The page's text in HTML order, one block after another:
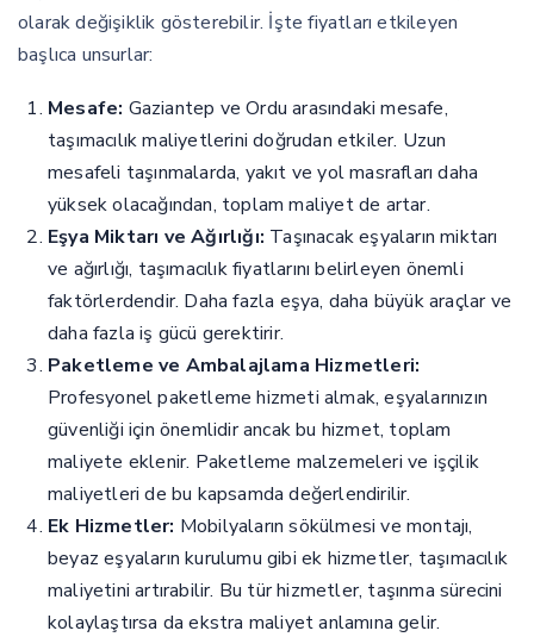
olarak değişiklik gösterebilir. İşte fiyatları etkileyen
başlıca unsurlar:
Mesafe: Gaziantep ve Ordu arasındaki mesafe,
taşımacılık maliyetlerini doğrudan etkiler. Uzun
mesafeli taşınmalarda, yakıt ve yol masrafları daha
yüksek olacağından, toplam maliyet de artar.
Eşya Miktarı ve Ağırlığı: Taşınacak eşyaların miktarı
ve ağırlığı, taşımacılık fiyatlarını belirleyen önemli
faktörlerdendir. Daha fazla eşya, daha büyük araçlar ve
daha fazla iş gücü gerektirir.
Paketleme ve Ambalajlama Hizmetleri:
Profesyonel paketleme hizmeti almak, eşyalarınızın
güvenliği için önemlidir ancak bu hizmet, toplam
maliyete eklenir. Paketleme malzemeleri ve işçilik
maliyetleri de bu kapsamda değerlendirilir.
Ek Hizmetler: Mobilyaların sökülmesi ve montajı,
beyaz eşyaların kurulumu gibi ek hizmetler, taşımacılık
maliyetini artırabilir. Bu tür hizmetler, taşınma sürecini
kolaylaştırsa da ekstra maliyet anlamına gelir.